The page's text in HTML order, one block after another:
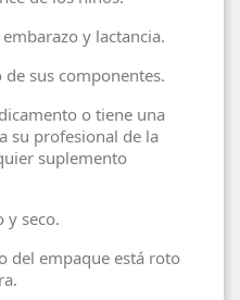
y lactancia.
sus componentes.
o tiene una
su profesional de la
suplemento
y seco.
del empaque está roto